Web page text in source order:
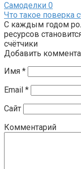
Самоделки 0
Что такое поверка
С каждым годом
ресурсов
счётчики
Добавить
Имя *
Email *
Сайт
Комментарий